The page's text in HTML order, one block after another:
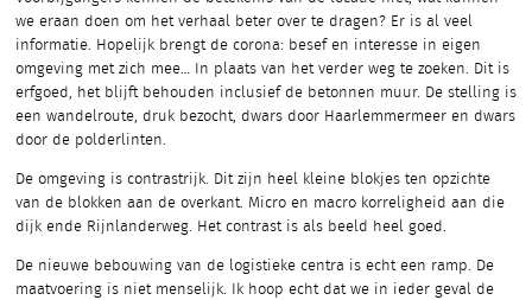
we eraan doen om het verhaal beter over te dragen? Er is al veel
informatie. Hopelijk brengt de corona: besef en interesse in eigen
omgeving met zich mee… In plaats van het verder weg te zoeken. Dit is
erfgoed, het blijft behouden inclusief de betonnen muur. De stelling is
een wandelroute, druk bezocht, dwars door Haarlemmermeer en dwars
door de polderlinten.
De omgeving is contrastrijk. Dit zijn heel kleine blokjes ten opzichte
van de blokken aan de overkant. Micro en macro korreligheid aan die
dijk ende Rijnlanderweg. Het contrast is als beeld heel goed.
De nieuwe bebouwing van de logistieke centra is echt een ramp. De
maatvoering is niet menselijk. Ik hoop echt dat we in ieder geval de